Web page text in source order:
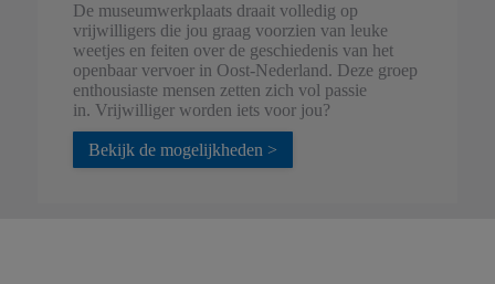
De museumwerkplaats draait volledig op
vrijwilligers die jou graag voorzien van leuke
weetjes en feiten over de geschiedenis van het
openbaar vervoer in Oost-Nederland. Deze groep
enthousiaste mensen zetten zich vol passie
in. Vrijwilliger worden iets voor jou?
Bekijk de mogelijkheden >